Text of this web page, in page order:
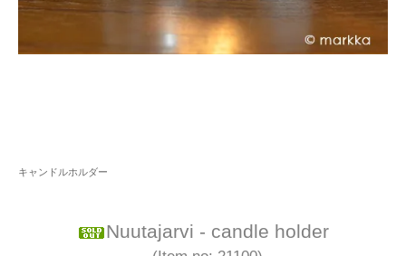
キャンドルホルダー
Nuutajarvi - candle holder